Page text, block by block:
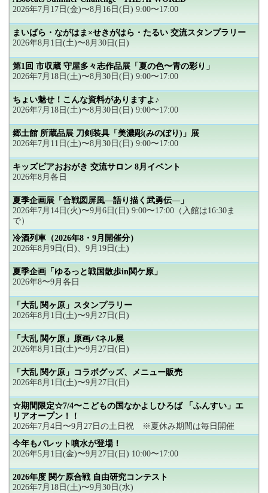
2026年7月17日(金)〜8月16日(日) 9:00〜17:00
まいばら・ながはま×せきがはら・たるい 交流スタンプラリー
2026年8月1日(土)〜8月30日(日)
第1回 市収蔵 守屋多々志作品展「夏の色〜青の彩り」
2026年7月18日(土)〜8月30日(日) 9:00〜17:00
ちょい魅せ！こんな資料がありますよ♪
2026年7月18日(土)〜8月30日(日) 9:00〜17:00
郷土館 所蔵品展 刀剣装具「美濃彫(みのぼり)」展
2026年7月11日(土)〜8月30日(日) 9:00〜17:00
キッズピアおおがき 交流サロン 8月イベント
2026年8月各日
夏季企画展「合戦図屏風―語り描く武勇伝―」
2026年7月14日(火)〜9月6日(日) 9:00〜17:00（入館は16:30ま
で）
冷酒列車（2026年8・9月開催分）
2026年8月9日(日)、9月19日(土)
夏季企画「ゆるっと戦国散歩in関ケ原」
2026年8〜9月各日
「大乱 関ヶ原」スタンプラリー
2026年8月1日(土)〜9月27日(日)
「大乱 関ケ原」原画パネル展
2026年8月1日(土)〜9月27日(日)
「大乱 関ケ原」コラボグッズ、メニュー販売
2026年8月1日(土)〜9月27日(日)
☆期間限定☆7/4〜こどもの国なかよしひろば 「ふんすい」エ
リアオープン！！
2026年7月4日〜9月27日の土日祝 ※夏休み期間は毎日開催
今年もパレット噴水が登場！
2026年5月1日(金)〜9月27日(日) 10:00〜17:00
2026年度 関ケ原合戦 自由研究コンテスト
2026年7月18日(土)〜9月30日(水)